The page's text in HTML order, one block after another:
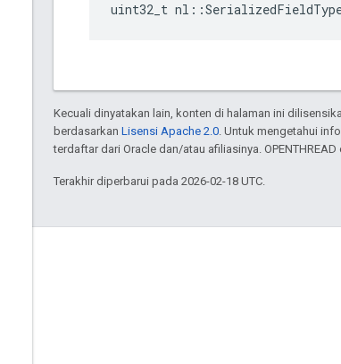
uint32_t
Kecuali dinyatakan lain, konten di halaman ini
berdasarkan Lisensi Apache 2.0. Untuk mengetahui
terdaftar dari Oracle dan/atau afiliasinya.
Terakhir diperbarui pada 2026-02-18 UTC.